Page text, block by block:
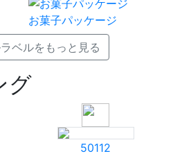
お菓子パッケージ
ベルをもっと見る
グ
50112